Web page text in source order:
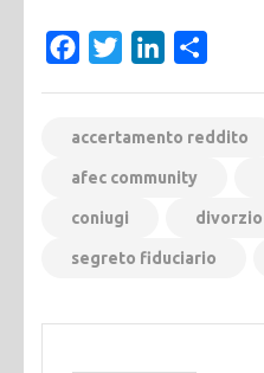
FacebookTwitterLinkedIn
accertamento reddito
afec community
coniugi divorzio
segreto fiduciario